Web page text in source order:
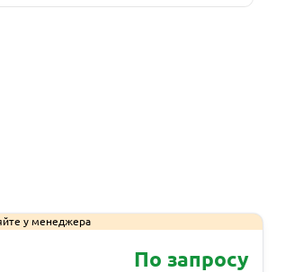
у менеджера
По запросу